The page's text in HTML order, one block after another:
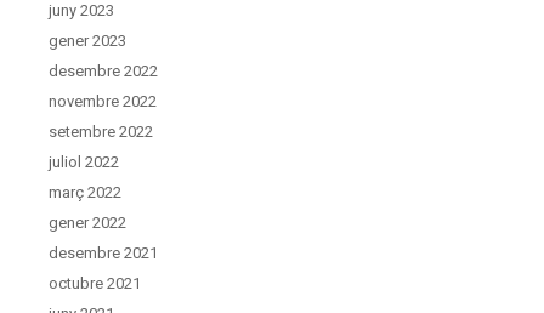
juny 2023
gener 2023
desembre 2022
novembre 2022
setembre 2022
juliol 2022
març 2022
gener 2022
desembre 2021
octubre 2021